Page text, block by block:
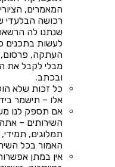
המאמרים,
רכושה הבלעדי
שנתנו לה
לעשות בתכנים
העתקה, פרסום,
מבלי לקבל את
ובכתב.
כל זכות שלא
אלו – תישמר
אם תספק לנו
השירותים –
תמלוגים,
האמור בכל
אין במתן